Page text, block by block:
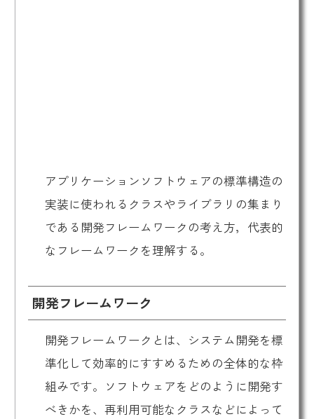
アプリケーションソフトウェアの標準構造の
実装に使われるクラスやライブラリの集まり
である開発フレームワークの考え方，代表的
なフレームワークを理解する。
開発フレームワーク
開発フレームワークとは、システム開発を標
準化して効率的にすすめるための全体的な枠
組みです。ソフトウェアをどのように開発す
べきかを、再利用可能なクラスなどによって